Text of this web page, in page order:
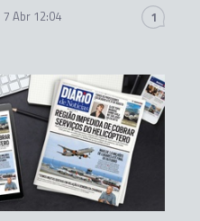
7 Abr 12:04 1